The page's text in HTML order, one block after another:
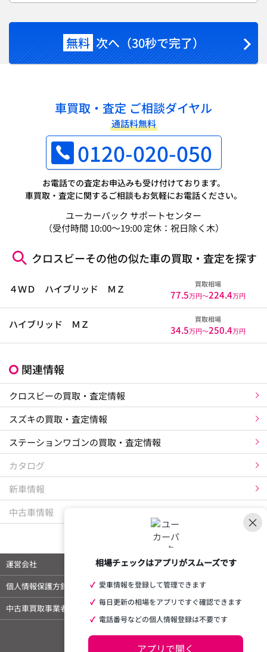
無料 次へ（30秒で完了）
車買取・査定 ご相談ダイヤル
通話料無料
0120-020-050
お電話での査定お申込みも受け付けております。
車買取・査定に関するご相談もお気軽にお電話ください。
ユーカーパック サポートセンター
（受付時間 10:00～19:00 定休：祝日除く木）
クロスビーその他の似た車の買取・査定を探す
４ＷＤ ハイブリッド ＭＺ 買取相場
77.5万円〜224.4万円
ハイブリッド ＭＺ 買取相場
34.5万円〜250.4万円
関連情報
クロスビーの買取・査定情報
スズキの買取・査定情報
ステーションワゴンの買取・査定情報
カタログ
新車情報
中古車情報
運営会社
ご利用規約
個人情報保護方針
特定商取引法に基づく表示
中古車買取事業者様向けページ
外部メディア 掲載情報
×
相場チェックはアプリがスムーズです
✓ 愛車情報を登録して管理できます
✓ 毎日更新の相場をアプリですぐ確認できます
✓ 電話番号などの個人情報登録は不要です
アプリで開く